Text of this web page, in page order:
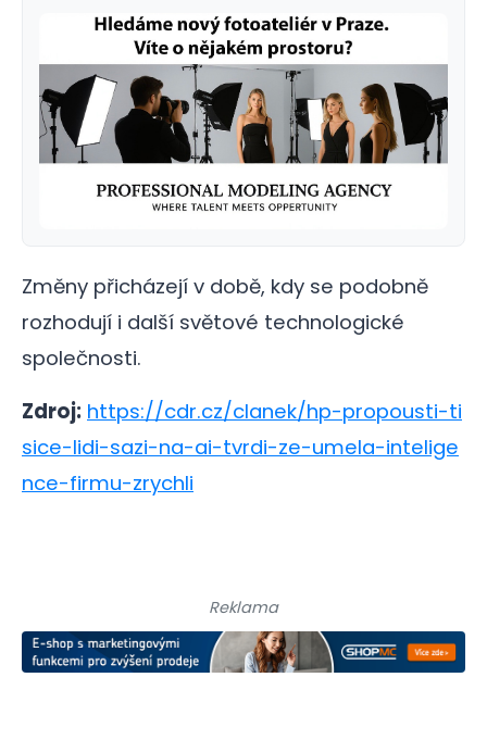
Změny přicházejí v době, kdy se podobně
rozhodují i další světové technologické
společnosti.
Zdroj: https://cdr.cz/clanek/hp-propousti-ti
sice-lidi-sazi-na-ai-tvrdi-ze-umela-intelige
nce-firmu-zrychli
Reklama